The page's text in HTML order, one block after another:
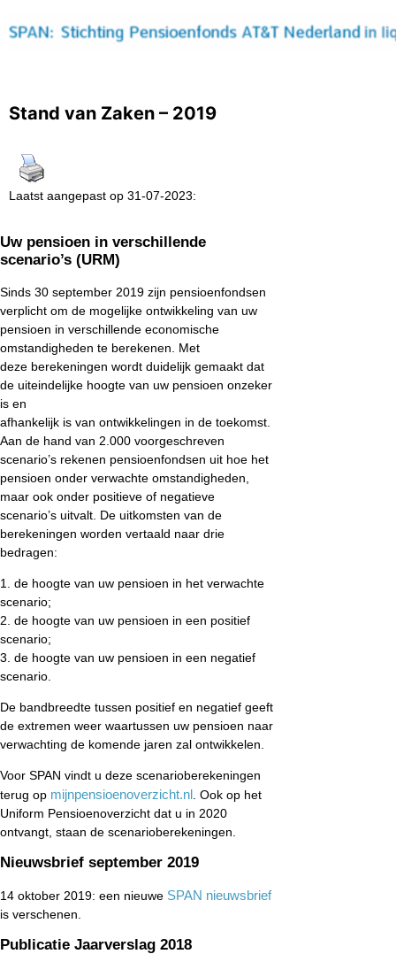
Stand van Zaken – 2019
Laatst aangepast op 31-07-2023:
Uw pensioen in verschillende
scenario’s (URM)
Sinds 30 september 2019 zijn pensioenfondsen
verplicht om de mogelijke ontwikkeling van uw
pensioen in verschillende economische
omstandigheden te berekenen. Met
deze berekeningen wordt duidelijk gemaakt dat
de uiteindelijke hoogte van uw pensioen onzeker
is en
afhankelijk is van ontwikkelingen in de toekomst.
Aan de hand van 2.000 voorgeschreven
scenario’s rekenen pensioenfondsen uit hoe het
pensioen onder verwachte omstandigheden,
maar ook onder positieve of negatieve
scenario’s uitvalt. De uitkomsten van de
berekeningen worden vertaald naar drie
bedragen:
1. de hoogte van uw pensioen in het verwachte
scenario;
2. de hoogte van uw pensioen in een positief
scenario;
3. de hoogte van uw pensioen in een negatief
scenario.
De bandbreedte tussen positief en negatief geeft
de extremen weer waartussen uw pensioen naar
verwachting de komende jaren zal ontwikkelen.
Voor SPAN vindt u deze scenarioberekeningen
terug op mijnpensioenoverzicht.nl . Ook op het
Uniform Pensioenoverzicht dat u in 2020
ontvangt, staan de scenarioberekeningen.
Nieuwsbrief september 2019
14 oktober 2019: een nieuwe SPAN nieuwsbrief
is verschenen.
Publicatie Jaarverslag 2018